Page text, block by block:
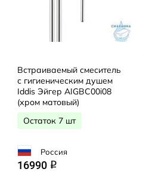
Встраиваемый смеситель
с гигиеническим душем
Iddis Эйгер AIGBC00i08
(хром матовый)
Остаток 7 шт
Россия
16990 q